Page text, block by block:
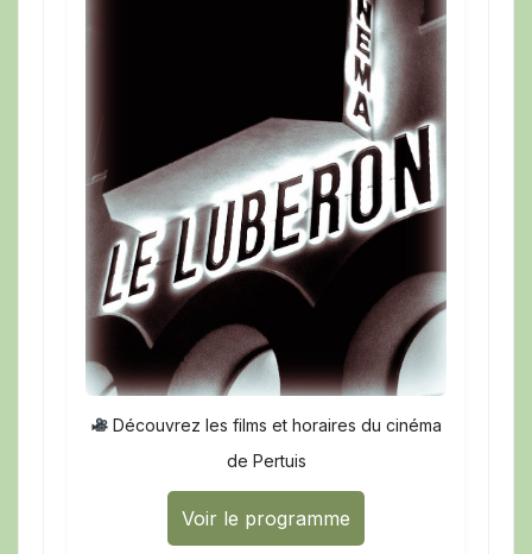
Découvrez les films et horaires du cinéma
de Pertuis
Voir le programme